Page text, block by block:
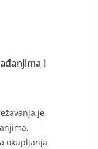
i
je
okupljanja